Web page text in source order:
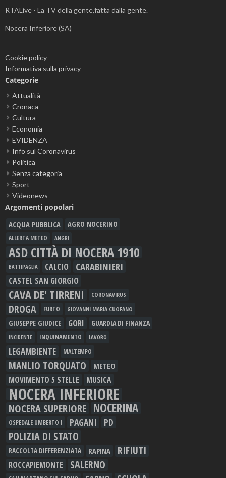
RTALive - La TV della gente,fatta dalla gente.
Nocera Inferiore (SA)
Cookie policy
Informativa sulla privacy
Categorie
Attualità
Cronaca
Cultura
Economia
EVIDENZA
Info sul Coronavirus
Politica
Senza categoria
Sport
Videonews
Argomenti popolari
ACQUA PUBBLICA AGRO NOCERINO
ALLERTA METEO ANGRI
ASD CITTÀ DI NOCERA 1910
BATTIPAGLIA CALCIO CARABINIERI
CASTEL SAN GIORGIO
CAVA DE' TIRRENI CORONAVIRUS
DROGA FURTO GIOVANNI MARIA CUOFANO
GIUSEPPE GIUDICE GORI GUARDIA DI FINANZA
INCIDENTE INQUINAMENTO LAVORO
LEGAMBIENTE MALTEMPO
MANLIO TORQUATO METEO
MOVIMENTO 5 STELLE MUSICA
NOCERA INFERIORE
NOCERA SUPERIORE NOCERINA
OSPEDALE UMBERTO I PAGANI PD
POLIZIA DI STATO
RACCOLTA DIFFERENZIATA RAPINA RIFIUTI
ROCCAPIEMONTE SALERNO